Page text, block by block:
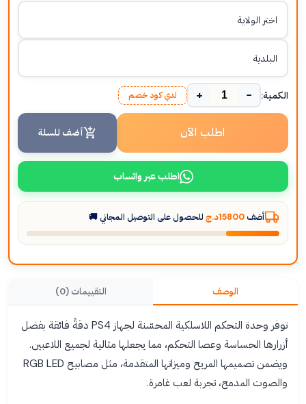
الكمية: −
+ لدي كود خصم
اطلب الآن أضف للسلة
اطلب عبر واتساب
أضف 15800د.ج للحصول على التوصيل المجاني 🚚
الوصف التقييمات (0)
توفر وحدة التحكم اللاسلكية المحسّنة لجهاز PS4 دقةً فائقة بفضل
أزرارها الحساسة وعصا التحكم، مما يجعلها مثالية لجميع اللاعبين.
ويضمن تصميمها المريح وميزاتها المتقدمة، مثل مصابيح RGB LED
والصوت المدمج، تجربة لعب غامرة.